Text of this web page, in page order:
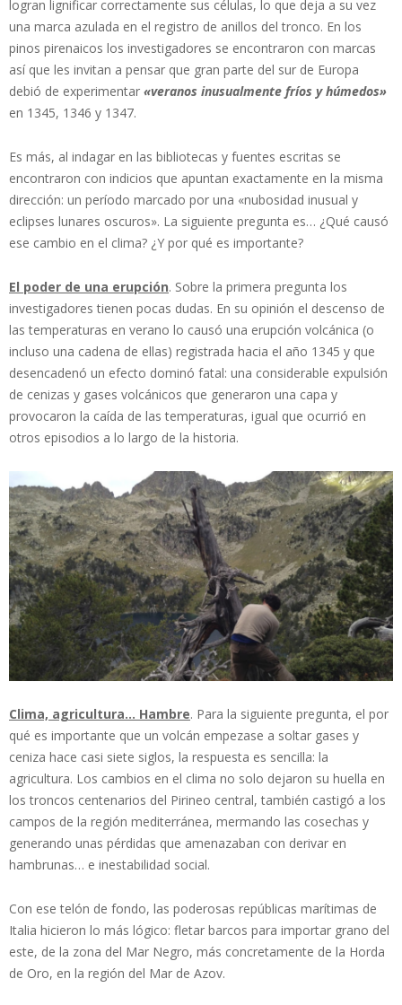
logran lignificar correctamente sus células, lo que deja a su vez
una marca azulada en el registro de anillos del tronco. En los
pinos pirenaicos los investigadores se encontraron con marcas
así que les invitan a pensar que gran parte del sur de Europa
debió de experimentar «veranos inusualmente fríos y húmedos»
en 1345, 1346 y 1347.
Es más, al indagar en las bibliotecas y fuentes escritas se
encontraron con indicios que apuntan exactamente en la misma
dirección: un período marcado por una «nubosidad inusual y
eclipses lunares oscuros». La siguiente pregunta es… ¿Qué causó
ese cambio en el clima? ¿Y por qué es importante?
El poder de una erupción. Sobre la primera pregunta los
investigadores tienen pocas dudas. En su opinión el descenso de
las temperaturas en verano lo causó una erupción volcánica (o
incluso una cadena de ellas) registrada hacia el año 1345 y que
desencadenó un efecto dominó fatal: una considerable expulsión
de cenizas y gases volcánicos que generaron una capa y
provocaron la caída de las temperaturas, igual que ocurrió en
otros episodios a lo largo de la historia.
Clima, agricultura… Hambre. Para la siguiente pregunta, el por
qué es importante que un volcán empezase a soltar gases y
ceniza hace casi siete siglos, la respuesta es sencilla: la
agricultura. Los cambios en el clima no solo dejaron su huella en
los troncos centenarios del Pirineo central, también castigó a los
campos de la región mediterránea, mermando las cosechas y
generando unas pérdidas que amenazaban con derivar en
hambrunas… e inestabilidad social.
Con ese telón de fondo, las poderosas repúblicas marítimas de
Italia hicieron lo más lógico: fletar barcos para importar grano del
este, de la zona del Mar Negro, más concretamente de la Horda
de Oro, en la región del Mar de Azov.